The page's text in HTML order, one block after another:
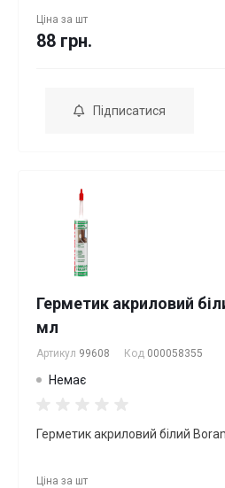
Ціна за шт
88 грн.
Підписатися
Герметик акриловий
мл
Артикул 99608 Код 000058355
Немає
Герметик акриловий білий
Ціна за шт